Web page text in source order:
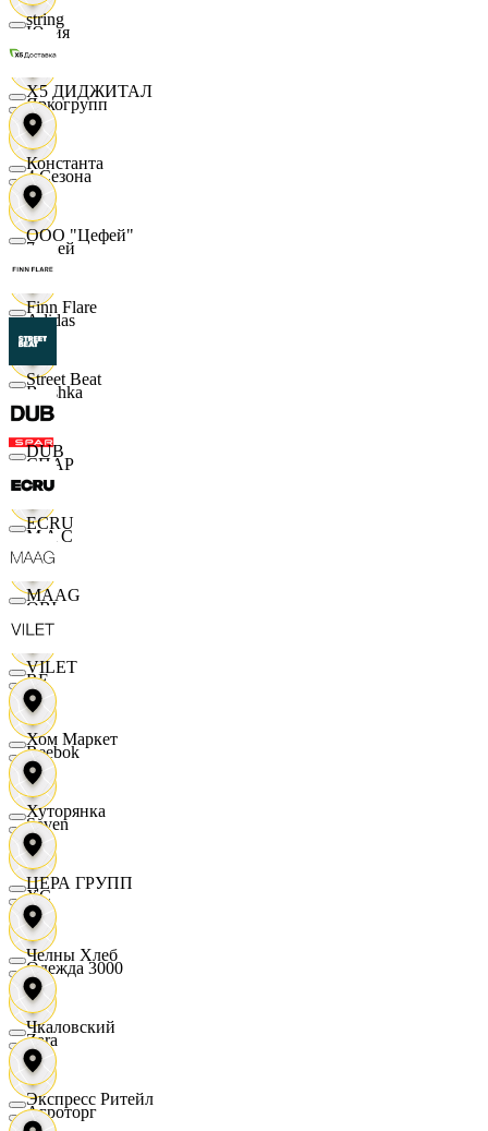
Юлия
Яркогрупп
4 Сезона
7 дней
Adidas
Bershka
СПАР
M A C
OBI
RE
Reebok
Seven
XC
Одежда 3000
Zara
Агроторг
string
X5 ДИДЖИТАЛ
Константа
ООО "Цефей"
Finn Flare
Street Beat
DUB
ECRU
MAAG
VILET
Хом Маркет
Хуторянка
ЦЕРА ГРУПП
Челны Хлеб
Чкаловский
Экспресс Ритейл